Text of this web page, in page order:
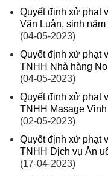
Quyết định xử phạt
Văn Luân, sinh
(04-05-2023)
Quyết định xử phạt
TNHH Nhà hàng
(04-05-2023)
Quyết định xử phạt
TNHH Masage
(02-05-2023)
Quyết định xử phạt
TNHH Dịch vụ Ăn
(17-04-2023)